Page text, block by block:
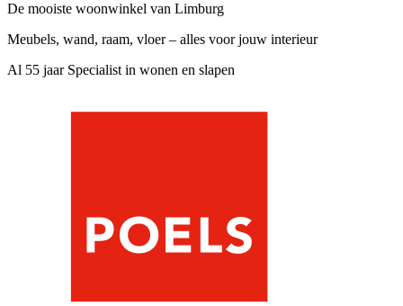
De mooiste woonwinkel van Limburg
Meubels, wand, raam, vloer – alles voor jouw interieur
Al 55 jaar Specialist in wonen en slapen